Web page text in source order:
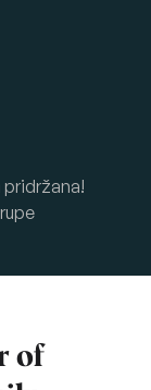
pridržana!
of